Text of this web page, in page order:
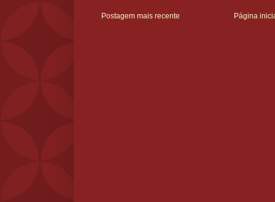
Postagem mais recente Página